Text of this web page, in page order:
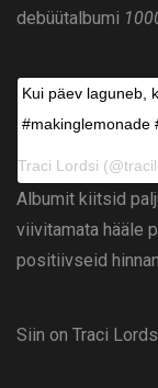
debüütalbumi
Kui päev laguneb,
#makinglemonade
Albumit kiitsid
viivitamata hääle
positiivseid
Siin on Traci